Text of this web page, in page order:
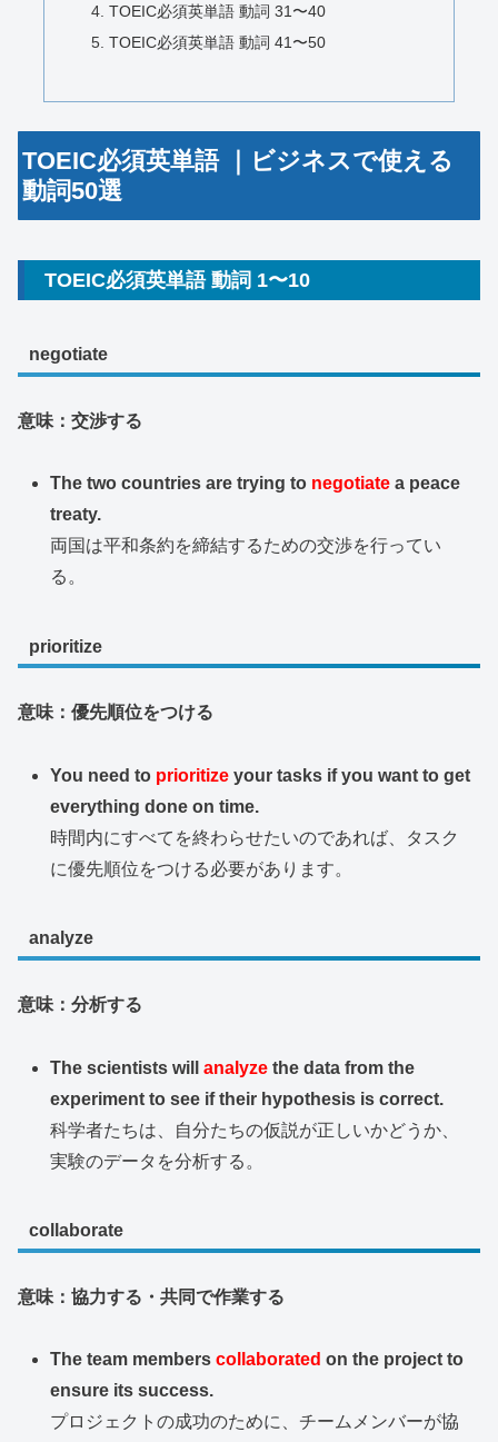
TOEIC必須英単語 動詞 31〜40
TOEIC必須英単語 動詞 41〜50
TOEIC必須英単語 ｜ビジネスで使える
動詞50選
TOEIC必須英単語 動詞 1〜10
negotiate
意味：交渉する
The two countries are trying to negotiate a peace
treaty.
両国は平和条約を締結するための交渉を行ってい
る。
prioritize
意味：優先順位をつける
You need to prioritize your tasks if you want to get
everything done on time.
時間内にすべてを終わらせたいのであれば、タスク
に優先順位をつける必要があります。
analyze
意味：分析する
The scientists will analyze the data from the
experiment to see if their hypothesis is correct.
科学者たちは、自分たちの仮説が正しいかどうか、
実験のデータを分析する。
collaborate
意味：協力する・共同で作業する
The team memberscollaborated on the project to
ensure its success.
プロジェクトの成功のために、チームメンバーが協